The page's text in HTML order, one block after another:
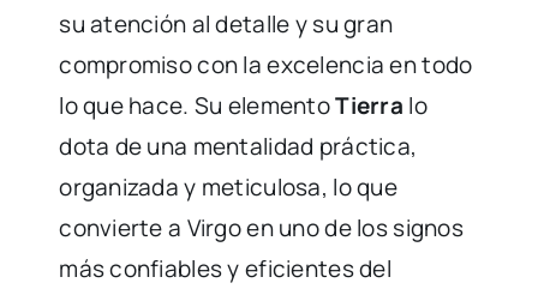
su atención al detalle y su gran
compromiso con la excelencia en todo
lo que hace. Su elementoTierra lo
dota de una mentalidad práctica,
organizada y meticulosa, lo que
convierte a Virgo en uno de los signos
más confiables y eficientes del